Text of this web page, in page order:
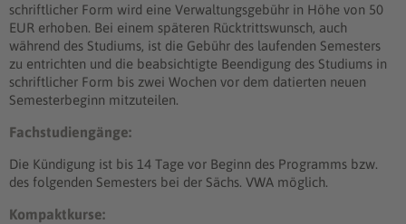
schriftlicher Form wird eine Verwaltungsgebühr in Höhe von 50
EUR erhoben. Bei einem späteren Rücktrittswunsch, auch
während des Studiums, ist die Gebühr des laufenden Semesters
zu entrichten und die beabsichtigte Beendigung des Studiums in
schriftlicher Form bis zwei Wochen vor dem datierten neuen
Semesterbeginn mitzuteilen.
Fachstudiengänge:
Die Kündigung ist bis 14 Tage vor Beginn des Programms bzw.
des folgenden Semesters bei der Sächs. VWA möglich.
Kompaktkurse: